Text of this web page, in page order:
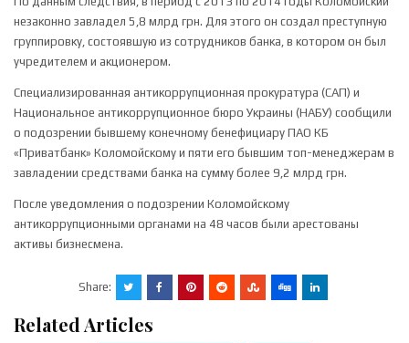
незаконно завладел 5,8 млрд грн. Для этого он создал преступную
группировку, состоявшую из сотрудников банка, в котором он был
учредителем и акционером.
Специализированная антикоррупционная прокуратура (САП) и
Национальное антикоррупционное бюро Украины (НАБУ) сообщили
о подозрении бывшему конечному бенефициару ПАО КБ
«Приватбанк» Коломойскому и пяти его бывшим топ-менеджерам в
завладении средствами банка на сумму более 9,2 млрд грн.
После уведомления о подозрении Коломойскому
антикоррупционными органами на 48 часов были арестованы
активы бизнесмена.
Share:
Related Articles